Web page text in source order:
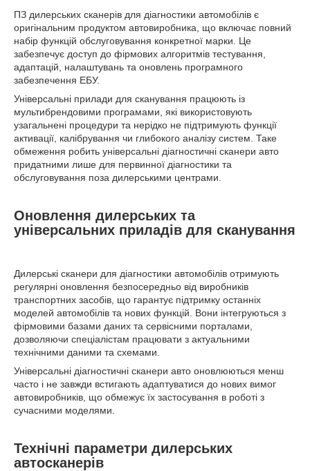
ПЗ дилерських сканерів для діагностики автомобілів є
оригінальним продуктом автовиробника, що включає повний
набір функцій обслуговування конкретної марки. Це
забезпечує доступ до фірмових алгоритмів тестування,
адаптацій, налаштувань та оновлень програмного
забезпечення ЕБУ.
Універсальні прилади для сканування працюють із
мультибрендовими програмами, які використовують
узагальнені процедури та нерідко не підтримують функції
активації, калібрування чи глибокого аналізу систем. Таке
обмеження робить універсальні діагностичні сканери авто
придатними лише для первинної діагностики та
обслуговування поза дилерськими центрами.
Оновлення дилерських та
універсальних приладів для сканування
Дилерські сканери для діагностики автомобілів отримують
регулярні оновлення безпосередньо від виробників
транспортних засобів, що гарантує підтримку останніх
моделей автомобілів та нових функцій. Вони інтегруються з
фірмовими базами даних та сервісними порталами,
дозволяючи спеціалістам працювати з актуальними
технічними даними та схемами.
Універсальні діагностичні сканери авто оновлюються менш
часто і не завжди встигають адаптуватися до нових вимог
автовиробників, що обмежує їх застосування в роботі з
сучасними моделями.
Технічні параметри дилерських
автосканерів